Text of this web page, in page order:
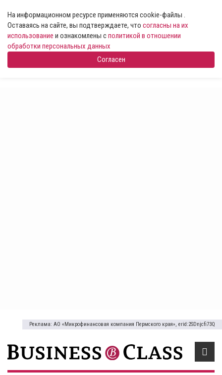
На информационном ресурсе применяются cookie-файлы .
Оставаясь на сайте, вы подтверждаете, что согласны на их
использование и ознакомлены сполитикой в отношении
обработки персональных данных
Согласен
Реклама: АО «Микрофинансовая компания Пермского края», erid:2SDnjcfi73Q